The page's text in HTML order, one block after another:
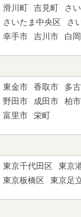
滑川町 吉見町 さ
さいたま中央区
さ
幸手市
吉川市 白
東金市 香取市 多
野田市
成田市 柏市
富里市
栄町
東京千代田区 東京
東京板橋区
東京足